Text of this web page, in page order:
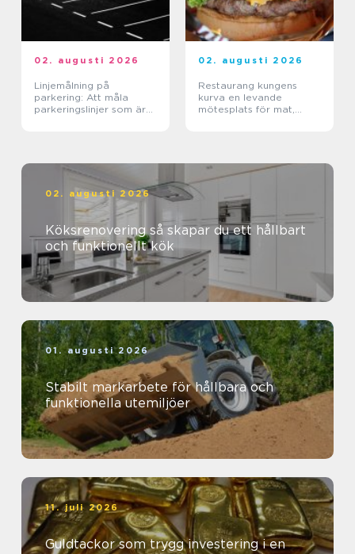
02. augusti 2026
Linjemålning på
parkering: Att måla
parkeringslinjer som är
02. augusti 2026
Restaurang kungens
kurva en levande
mötesplats för mat,
02. augusti 2026
Köksrenovering så skapar du ett hållbart
och funktionellt kök
01. augusti 2026
Stabilt markarbete för hållbara och
funktionella utemiljöer
11. juli 2026
Guldtackor som trygg investering i en